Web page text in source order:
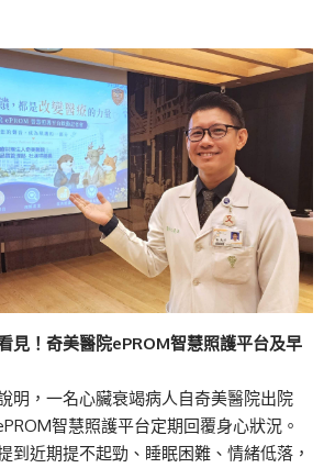
見！奇美醫院ePROM智慧照護平台及早
明，一名心臟衰竭病人自奇美醫院出院
智慧照護平台定期回覆身心狀況。
到近期提不起勁、睡眠困難、情緒低落，